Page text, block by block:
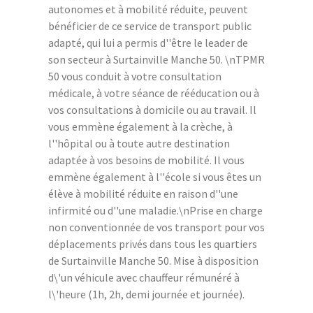
autonomes et à mobilité réduite, peuvent
bénéficier de ce service de transport public
adapté, qui lui a permis d''être le leader de
son secteur à Surtainville Manche 50. \nTPMR
50 vous conduit à votre consultation
médicale, à votre séance de rééducation ou à
vos consultations à domicile ou au travail. Il
vous emmène également à la crèche, à
l''hôpital ou à toute autre destination
adaptée à vos besoins de mobilité. Il vous
emmène également à l''école si vous êtes un
élève à mobilité réduite en raison d''une
infirmité ou d''une maladie.\nPrise en charge
non conventionnée de vos transport pour vos
déplacements privés dans tous les quartiers
de Surtainville Manche 50. Mise à disposition
d\'un véhicule avec chauffeur rémunéré à
l\'heure (1h, 2h, demi journée et journée).